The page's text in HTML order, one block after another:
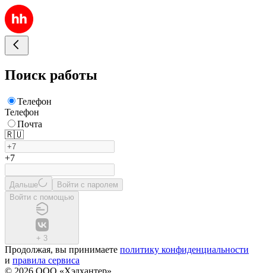
Поиск работы
Телефон
Телефон
Почта
🇷🇺
+7
Дальше
Войти с паролем
Войти с помощью
+ 3
Продолжая, вы принимаете политику конфиденциальности
и правила сервиса
© 2026 ООО «Хэдхантер»